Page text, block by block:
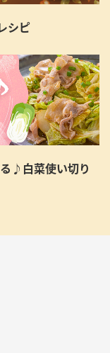
シピ
♪白菜使い切り